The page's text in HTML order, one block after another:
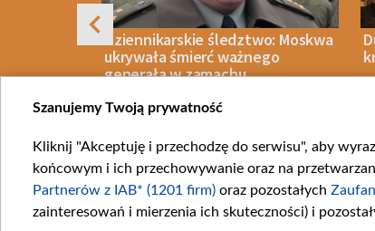
Dziennikarskie śledztwo: Moskwa
ukrywała śmierć ważnego
generała w zamachu
06 SIERPNIA 2026 WIADOMOŚCI 06
Item
1
Szanujemy Twoją prywatność
Kliknij "Akceptuję i przechodzę do serwisu", aby
końcowym i ich przechowywanie oraz na
Partnerów z IAB* (1201 firm) oraz pozostałych
zainteresowań i mierzenia ich skuteczności) i